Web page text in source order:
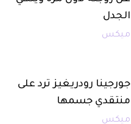
الجدل
ميكس
جورجينا رودريغيز ترد على
منتقدي جسمها
ميكس